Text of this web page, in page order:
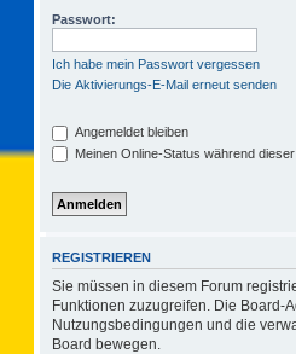
Passwort:
Ich habe mein Passwort vergessen
Die Aktivierungs-E-Mail erneut senden
Angemeldet bleiben
Meinen Online-Status während
REGISTRIEREN
Sie müssen in diesem Forum
Funktionen zuzugreifen. Die Board-
Nutzungsbedingungen und die
Board bewegen.